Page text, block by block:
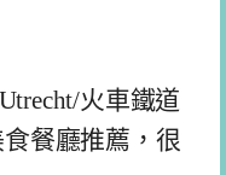
火車鐵道
食餐廳推薦，很